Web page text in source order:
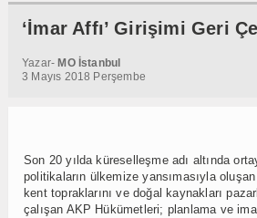
İmar ve Çevre Komisyonu
Çed Danışma
Öğrenci Temsilciler Kurulu
Tarih Komisyonu
2027 YILI AJANDASI FOTOĞRAF YARIŞMASI
‘İmar Affı’ Girişimi Geri
Yazar- MO İstanbul
3 Mayıs 2018 Perşembe
Son 20 yılda küreselleşme adı altında
politikaların ülkemize yansımasıyla
kent topraklarını ve doğal kaynakları
çalışan AKP Hükümetleri; planlama ve